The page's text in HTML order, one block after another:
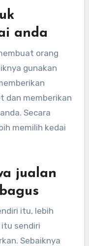
anda
orang
gunakan
dan memberikan
Secara
memilih kedai
jualan
itu, lebih
sendiri
Sebaiknya